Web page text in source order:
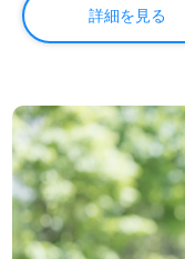
◎『いつもありが
る！『ありがとう
ク、自分の意見や
境、公正な給与制
ンに！『ご利用者
たい』『働きなが
がいを感じながら仕
を変えて仕事をした
等、担当コンサル
詳細を見る